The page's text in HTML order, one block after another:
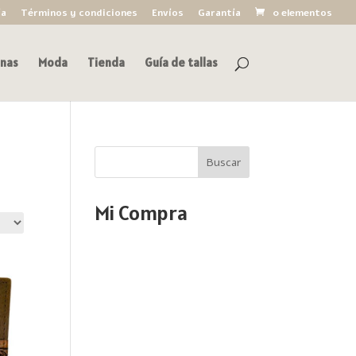
Términos y condiciones Envíos Garantía 0 elementos
Moda Tienda Guía de tallas
Buscar
Mi Compra